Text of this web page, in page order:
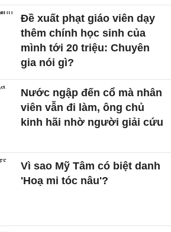
Đề xuất phạt giáo viên dạy
thêm chính học sinh của
mình tới 20 triệu: Chuyên
gia nói gì?
Nước ngập đến cổ mà nhân
viên vẫn đi làm, ông chủ
kinh hãi nhờ người giải cứu
Vì sao Mỹ Tâm có biệt danh
'Hoạ mi tóc nâu'?